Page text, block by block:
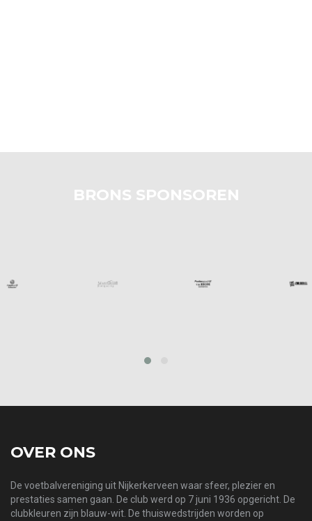
BRONS SPONSOREN
prev
OVER ONS
De voetbalvereniging uit Nijkerkerveen waar sfeer, plezier en
prestaties samen gaan. De club werd op 7 juni 1936 opgericht. De
clubkleuren zijn blauw-wit. De thuiswedstrijden worden op